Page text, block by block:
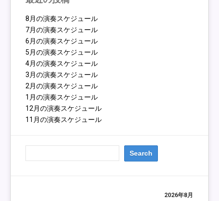
8月の演奏スケジュール
7月の演奏スケジュール
6月の演奏スケジュール
5月の演奏スケジュール
4月の演奏スケジュール
3月の演奏スケジュール
2月の演奏スケジュール
1月の演奏スケジュール
12月の演奏スケジュール
11月の演奏スケジュール
2026年8月